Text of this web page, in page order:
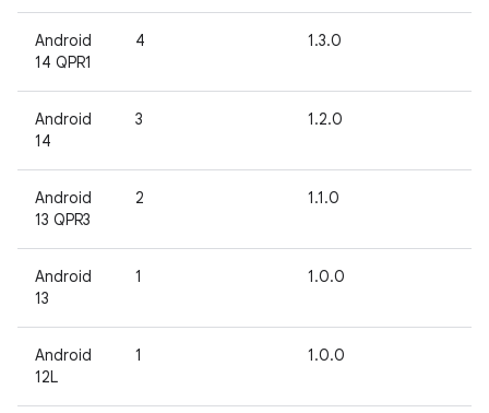
Android
14 QPR1
4 1.3.0
Android
14
3 1.2.0
Android
13 QPR3
2 1.1.0
Android
13
1 1.0.0
Android
12L
1 1.0.0